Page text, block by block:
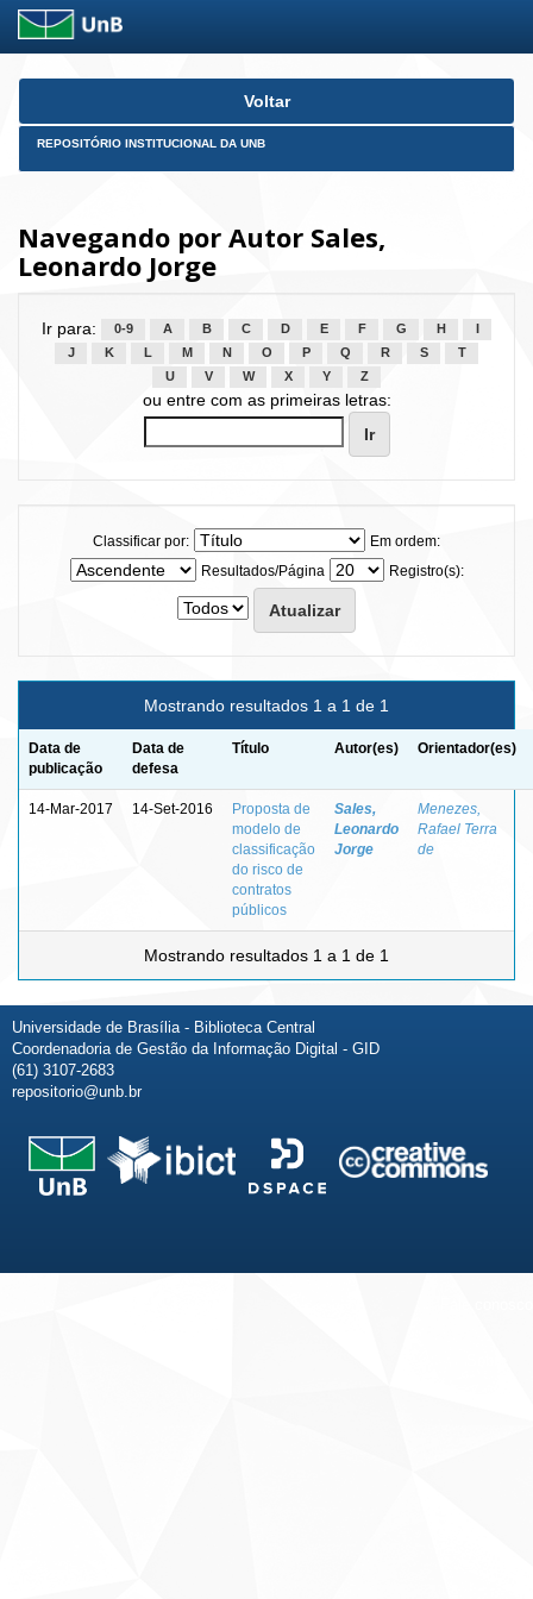
Skip
Voltar
REPOSITÓRIO INSTITUCIONAL DA UNB
Navegando por Autor Sales,
Leonardo Jorge
Ir para: 0-9 A B C D E F G H
J
K L M N O P Q R S
T
U
V W X Y Z
ou entre com as primeiras letras:
Classificar por:
Em ordem:
Resultados/Página
Registro(s):
Mostrando resultados 1 a 1 de 1
Data de
publicação
Data de
defesa
Título Autor(es) Orientador(es)
14-Mar-2017 14-Set-2016
Proposta de
modelo de
classificação
do risco de
contratos
públicos
Sales,
Leonardo
Jorge
Menezes,
Rafael Terra
de
Mostrando resultados 1 a 1 de 1
Universidade de Brasília - Biblioteca Central
Coordenadoria de Gestão da Informação Digital - GID
(61) 3107-2683
repositorio@unb.br